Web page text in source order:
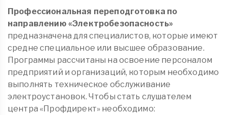
Профессиональная переподготовка по
направлению «Электробезопасность»
предназначена для специалистов, которые имеют
средне специальное или высшее образование.
Программы рассчитаны на освоение персоналом
предприятий и организаций, которым необходимо
выполнять техническое обслуживание
электроустановок. Чтобы стать слушателем
центра «Профдирект» необходимо: